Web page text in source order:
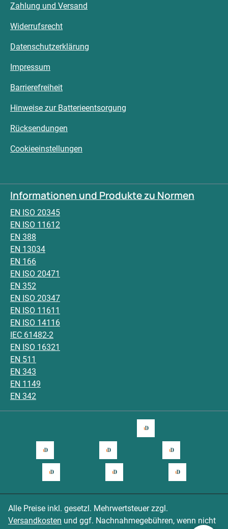
Zahlung und Versand
Widerrufsrecht
Datenschutzerklärung
Impressum
Barrierefreiheit
Hinweise zur Batterieentsorgung
Rücksendungen
Cookieeinstellungen
Informationen und Produkte zu Normen
EN ISO 20345
EN ISO 11612
EN 388
EN 13034
EN 166
EN ISO 20471
EN 352
EN ISO 20347
EN ISO 11611
EN ISO 14116
IEC 61482-2
EN ISO 16321
EN 511
EN 343
EN 1149
EN 342
Alle Preise inkl. gesetzl. Mehrwertsteuer zzgl.
Versandkosten und ggf. Nachnahmegebühren, wenn nicht